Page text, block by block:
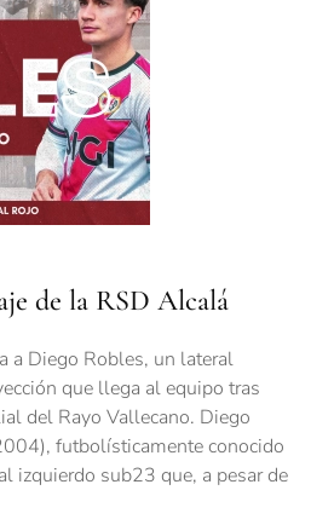
de la RSD Alcalá
a Diego Robles, un lateral
que llega al equipo tras
del Rayo Vallecano. Diego
futbolísticamente conocido
izquierdo sub23 que, a pesar de